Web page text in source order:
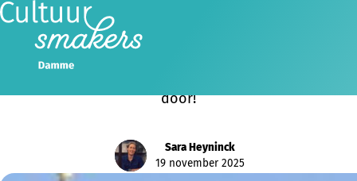
Cultuursmakers gaat door!
door!
Sara Heyninck
19 november 2025